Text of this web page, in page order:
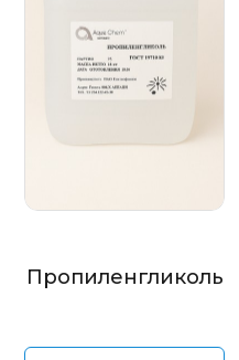
Пропиленгликоль